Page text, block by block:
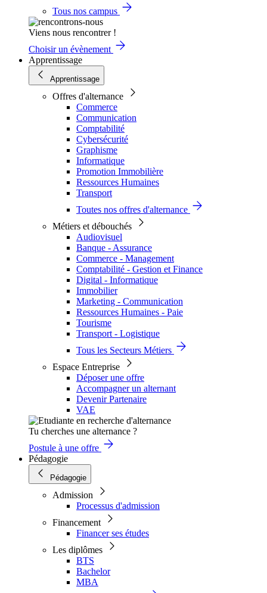
Tous nos campus
Viens nous rencontrer !
Choisir un évènement
Apprentissage
Apprentissage
Offres d'alternance
Commerce
Communication
Comptabilité
Cybersécurité
Graphisme
Informatique
Promotion Immobilière
Ressources Humaines
Transport
Toutes nos offres d'alternance
Métiers et débouchés
Audiovisuel
Banque - Assurance
Commerce - Management
Comptabilité - Gestion et Finance
Digital - Informatique
Immobilier
Marketing - Communication
Ressources Humaines - Paie
Tourisme
Transport - Logistique
Tous les Secteurs Métiers
Espace Entreprise
Déposer une offre
Accompagner un alternant
Devenir Partenaire
VAE
Tu cherches une alternance ?
Postule à une offre
Pédagogie
Pédagogie
Admission
Processus d'admission
Financement
Financer ses études
Les diplômes
BTS
Bachelor
MBA